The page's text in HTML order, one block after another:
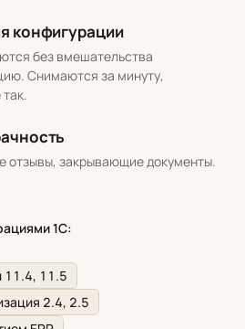
конфигурации
без вмешательства
Снимаются за минуту,
отзывы, закрывающие документы.
1С:
11.4, 11.5
2.4, 2.5